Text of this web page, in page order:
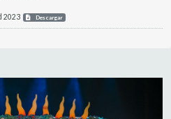
2023 Descargar